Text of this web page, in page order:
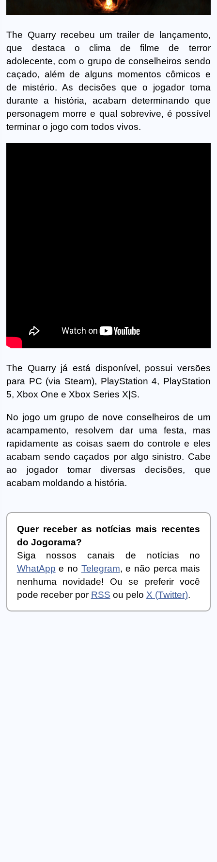
The Quarry recebeu um trailer de lançamento,
que destaca o clima de filme de terror
adolecente, com o grupo de conselheiros sendo
caçado, além de alguns momentos cômicos e
de mistério. As decisões que o jogador toma
durante a história, acabam determinando que
personagem morre e qual sobrevive, é possível
terminar o jogo com todos vivos.
The Quarry já está disponível, possui versões
para PC (via Steam), PlayStation 4, PlayStation
5, Xbox One e Xbox Series X|S.
No jogo um grupo de nove conselheiros de um
acampamento, resolvem dar uma festa, mas
rapidamente as coisas saem do controle e eles
acabam sendo caçados por algo sinistro. Cabe
ao jogador tomar diversas decisões, que
acabam moldando a história.
Quer receber as notícias mais recentes
do Jogorama?
Siga nossos canais de notícias no
WhatApp e no Telegram, e não perca mais
nenhuma novidade! Ou se preferir você
pode receber por RSS ou pelo X (Twitter).